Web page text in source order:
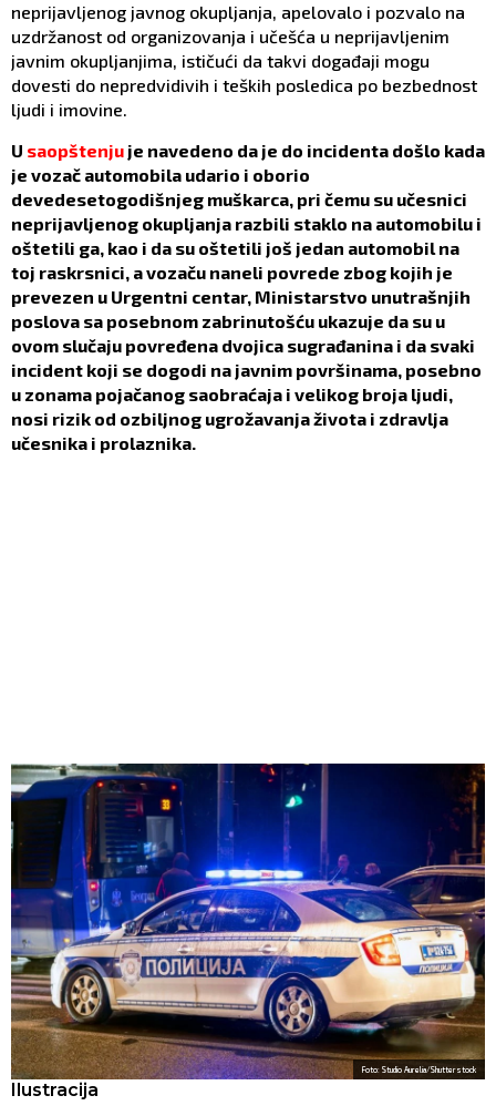
neprijavljenog javnog okupljanja, apelovalo i pozvalo na
uzdržanost od organizovanja i učešća u neprijavljenim
javnim okupljanjima, ističući da takvi događaji mogu
dovesti do nepredvidivih i teških posledica po bezbednost
ljudi i imovine.
U saopštenju je navedeno da je do incidenta došlo kada
je vozač automobila udario i oborio
devedesetogodišnjeg muškarca, pri čemu su učesnici
neprijavljenog okupljanja razbili staklo na automobilu i
oštetili ga, kao i da su oštetili još jedan automobil na
toj raskrsnici, a vozaču naneli povrede zbog kojih je
prevezen u Urgentni centar, Ministarstvo unutrašnjih
poslova sa posebnom zabrinutošću ukazuje da su u
ovom slučaju povređena dvojica sugrađanina i da svaki
incident koji se dogodi na javnim površinama, posebno
u zonama pojačanog saobraćaja i velikog broja ljudi,
nosi rizik od ozbiljnog ugrožavanja života i zdravlja
učesnika i prolaznika.
Foto: Studio Aurelia/Shutterstock
Ilustracija